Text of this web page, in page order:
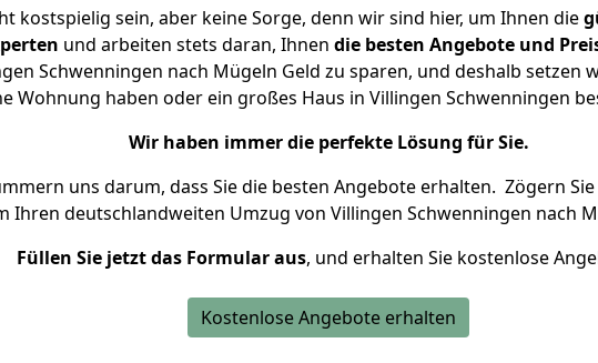
kostspielig sein, aber keine Sorge, denn wir sind hier, um Ihnen die
und arbeiten stets daran, Ihnen die besten Angebote und
Schwenningen nach Mügeln Geld zu sparen, und deshalb setzen
Wohnung haben oder ein großes Haus in Villingen Schwenningen
Wir haben immer die perfekte Lösung für Sie.
uns darum, dass Sie die besten Angebote erhalten. Zögern
Ihren deutschlandweiten Umzug von Villingen Schwenningen nach
Füllen Sie jetzt das Formular aus, und erhalten Sie kostenlose
Kostenlose Angebote erhalten